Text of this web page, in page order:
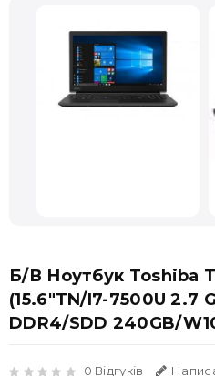
Б/В Ноутбук Toshiba
(15.6"TN/i7-7500U 2.7
DDR4/SDD 240GB/
0 Відгуків